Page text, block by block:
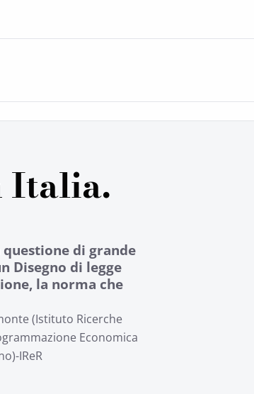
Italia.
di grande
Disegno di legge
la norma che
(Istituto Ricerche
Economica
IReR